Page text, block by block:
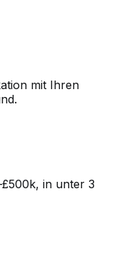
mit Ihren
in unter 3